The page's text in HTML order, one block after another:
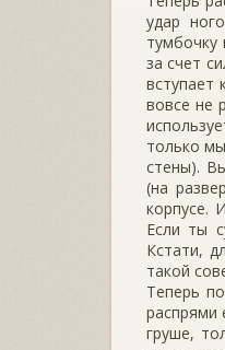
удар
тумбочку
за счет
вступает
вовсе не
только
стены).
(на
корпусе.
Если ты
Кстати,
такой
Теперь
распрями
груше,